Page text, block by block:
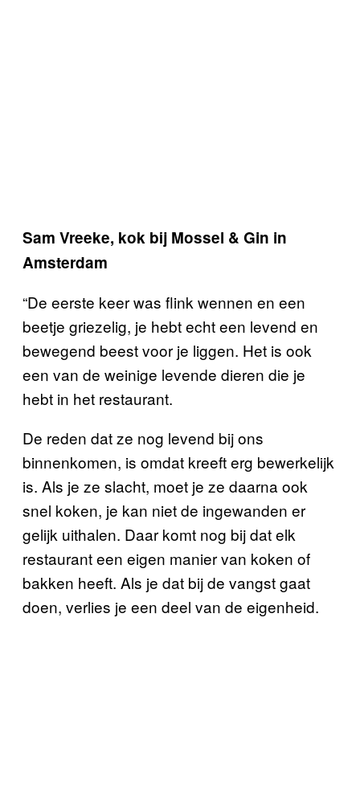
Sam Vreeke, kok bij Mossel & Gin in
Amsterdam
“De eerste keer was flink wennen en een
beetje griezelig, je hebt echt een levend en
bewegend beest voor je liggen. Het is ook
een van de weinige levende dieren die je
hebt in het restaurant.
De reden dat ze nog levend bij ons
binnenkomen, is omdat kreeft erg bewerkelijk
is. Als je ze slacht, moet je ze daarna ook
snel koken, je kan niet de ingewanden er
gelijk uithalen. Daar komt nog bij dat elk
restaurant een eigen manier van koken of
bakken heeft. Als je dat bij de vangst gaat
doen, verlies je een deel van de eigenheid.